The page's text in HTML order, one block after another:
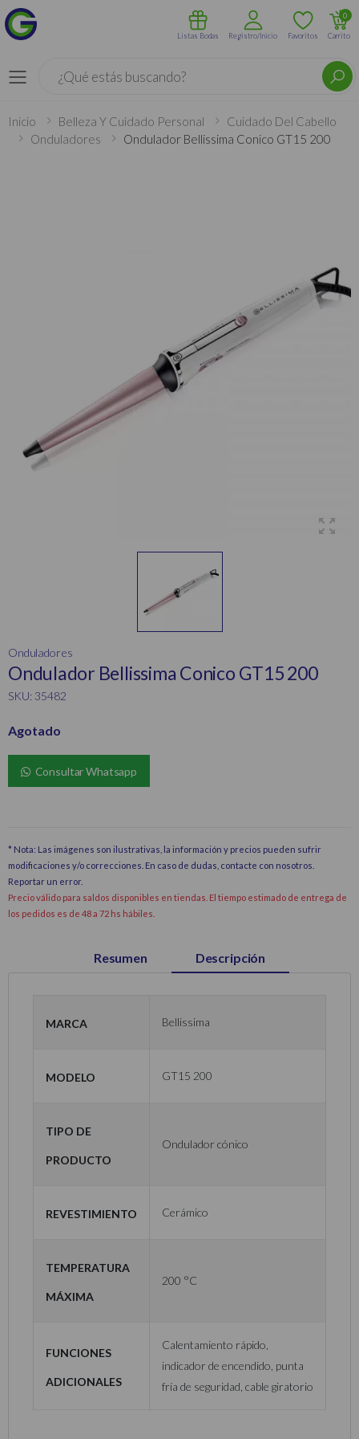
Menú
Listas Bodas Registro/Inicio Favoritos Carrito
0
Inicio Belleza Y Cuidado Personal
Cuidado Del Cabello
Onduladores
Ondulador Bellissima Conico GT15 200
Onduladores
Ondulador Bellissima Conico GT15 200
SKU: 35482
Agotado
Consultar Whatsapp
* Nota: Las imágenes son ilustrativas, la información y precios pueden sufrir
modificaciones y/o correcciones. En caso de dudas, contacte con nosotros.
Reportar un error.
Precio válido para saldos disponibles en tiendas. El tiempo estimado de entrega de
los pedidos es de 48 a 72 hs hábiles.
Resumen Descripción
Marca Bellissima
Modelo GT15 200
Tipo de
Producto
Ondulador cónico
Revestimiento Cerámico
Temperatura
Máxima
200 °C
Funciones
adicionales
Calentamiento rápido,
indicador de encendido, punta
fría de seguridad, cable giratorio